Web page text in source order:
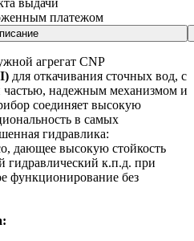
платежом
агрегат CNP
для откачивания сточных вод, с
частью, надежным механизмом и
соединяет высокую
в самых
гидравлика:
дающее высокую стойкость
гидравлический к.п.д. при
функционирование без
: